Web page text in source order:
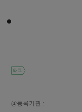
태그
@등록기관 :